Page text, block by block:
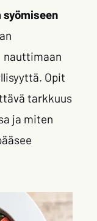
syömiseen
​. Opit
tarkkuus
ja miten